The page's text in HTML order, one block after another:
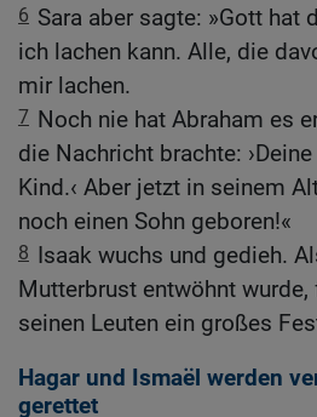
6 Sara aber sagte: »Gott hat
ich lachen kann. Alle, die
mir lachen.
7 Noch nie hat Abraham es
die Nachricht brachte:
Kind.‹ Aber jetzt in seinem
noch einen Sohn geboren!«
8 Isaak wuchs und gedieh.
Mutterbrust entwöhnt
seinen Leuten ein großes
Hagar und Ismaël werden
gerettet